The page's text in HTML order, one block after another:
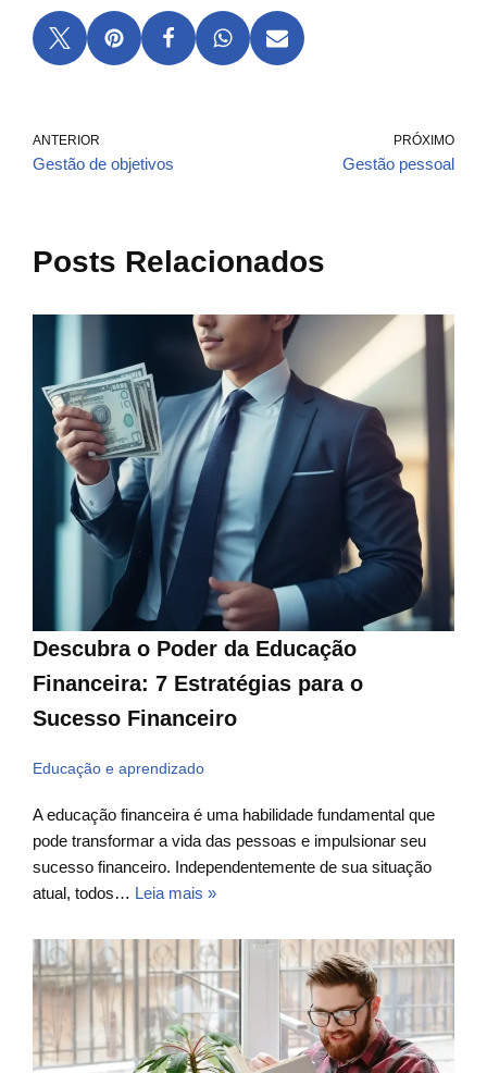
ANTERIOR
Gestão de objetivos
PRÓXIMO
Gestão pessoal
Posts Relacionados
Descubra o Poder da Educação
Financeira: 7 Estratégias para o
Sucesso Financeiro
Educação e aprendizado
A educação financeira é uma habilidade fundamental que
pode transformar a vida das pessoas e impulsionar seu
sucesso financeiro. Independentemente de sua situação
atual, todos… Leia mais »